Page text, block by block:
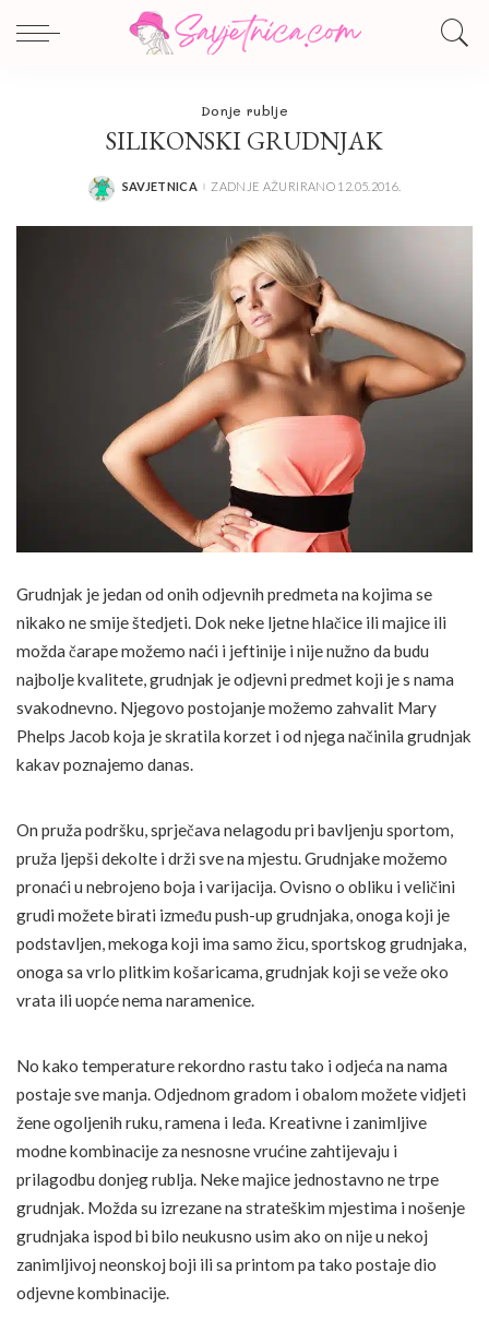
Donje rublje
SILIKONSKI GRUDNJAK
POSTED
SAVJETNICA ZADNJE AŽURIRANO 12.05.2016.
Grudnjak je jedan od onih odjevnih predmeta na kojima se
nikako ne smije štedjeti. Dok neke ljetne hlačice ili majice ili
možda čarape možemo naći i jeftinije i nije nužno da budu
najbolje kvalitete, grudnjak je odjevni predmet koji je s nama
svakodnevno. Njegovo postojanje možemo zahvalit Mary
Phelps Jacob koja je skratila korzet i od njega načinila grudnjak
kakav poznajemo danas.
On pruža podršku, sprječava nelagodu pri bavljenju sportom,
pruža ljepši dekolte i drži sve na mjestu. Grudnjake možemo
pronaći u nebrojeno boja i varijacija. Ovisno o obliku i veličini
grudi možete birati između push-up grudnjaka, onoga koji je
podstavljen, mekoga koji ima samo žicu, sportskog grudnjaka,
onoga sa vrlo plitkim košaricama, grudnjak koji se veže oko
vrata ili uopće nema naramenice.
No kako temperature rekordno rastu tako i odjeća na nama
postaje sve manja. Odjednom gradom i obalom možete vidjeti
žene ogoljenih ruku, ramena i leđa. Kreativne i zanimljive
modne kombinacije za nesnosne vrućine zahtijevaju i
prilagodbu donjeg rublja. Neke majice jednostavno ne trpe
grudnjak. Možda su izrezane na strateškim mjestima i nošenje
grudnjaka ispod bi bilo neukusno usim ako on nije u nekoj
zanimljivoj neonskoj boji ili sa printom pa tako postaje dio
odjevne kombinacije.